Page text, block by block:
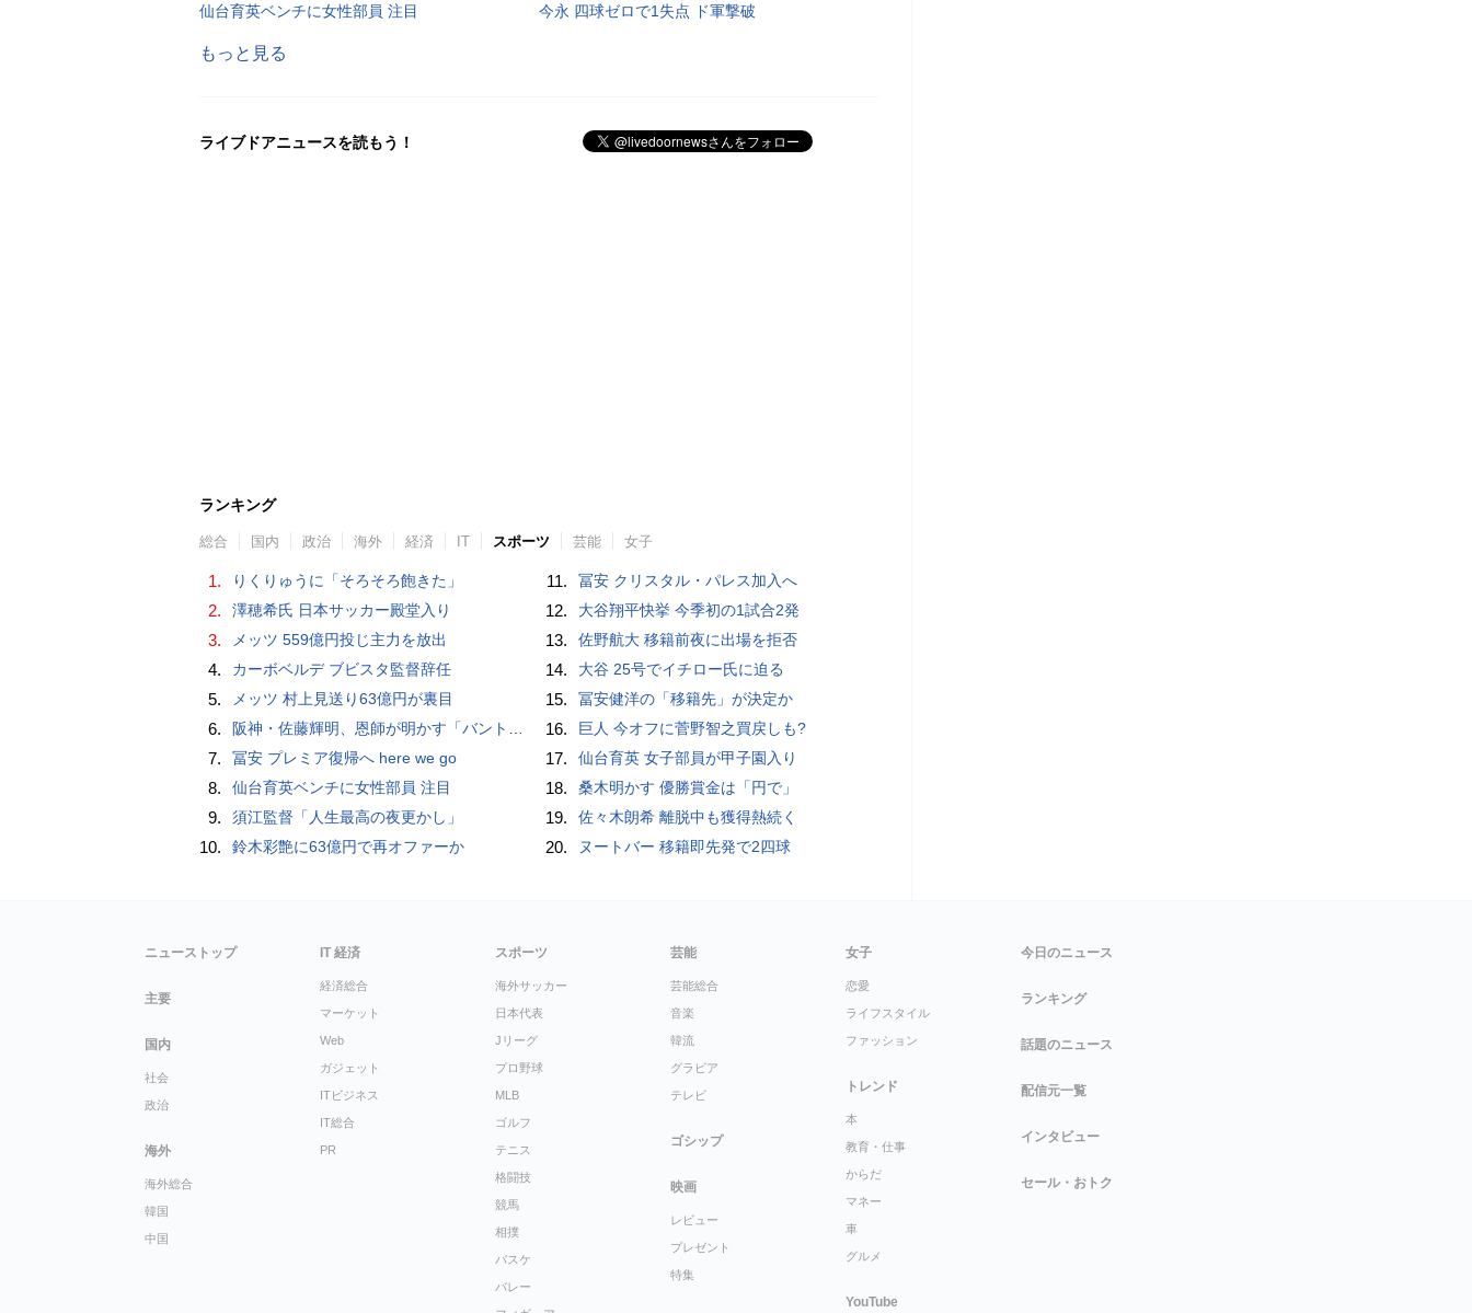
仙台育英ベンチに女性部員 注目
今永 四球ゼロで1失点 ド軍撃破
もっと見る
ライブドアニュースを読もう！
ランキング
総合 国内 政治 海外 経済 IT スポーツ 芸能 女子
1. りくりゅうに「そろそろ飽きた」
2. 澤穂希氏 日本サッカー殿堂入り
3. メッツ 559億円投じ主力を放出
4. カーボベルデ ブビスタ監督辞任
5. メッツ 村上見送り63億円が裏目
6. 阪神・佐藤輝明、恩師が明かす「バント拒否でホームラン」の“やんちゃ坊主”時代
7. 冨安 プレミア復帰へ here we go
8. 仙台育英ベンチに女性部員 注目
9. 須江監督「人生最高の夜更かし」
10. 鈴木彩艶に63億円で再オファーか
11. 冨安 クリスタル・パレス加入へ
12. 大谷翔平快挙 今季初の1試合2発
13. 佐野航大 移籍前夜に出場を拒否
14. 大谷 25号でイチロー氏に迫る
15. 冨安健洋の「移籍先」が決定か
16. 巨人 今オフに菅野智之買戻しも?
17. 仙台育英 女子部員が甲子園入り
18. 桑木明かす 優勝賞金は「円で」
19. 佐々木朗希 離脱中も獲得熱続く
20. ヌートバー 移籍即先発で2四球
ニューストップ
主要
国内
社会
政治
海外
海外総合
韓国
中国
IT 経済
経済総合
マーケット
Web
ガジェット
ITビジネス
IT総合
PR
スポーツ
海外サッカー
日本代表
Jリーグ
プロ野球
MLB
ゴルフ
テニス
格闘技
競馬
相撲
バスケ
バレー
芸能
芸能総合
音楽
韓流
グラビア
テレビ
ゴシップ
映画
レビュー
プレゼント
特集
女子
恋愛
ライフスタイル
ファッション
トレンド
本
教育・仕事
からだ
マネー
車
グルメ
YouTube
今日のニュース
ランキング
話題のニュース
配信元一覧
インタビュー
セール・おトク